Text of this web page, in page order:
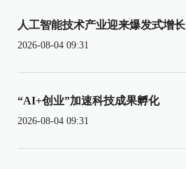
人工智能技术产业迎来爆发式增长
2026-08-04 09:31
“AI+创业”加速科技成果孵化
2026-08-04 09:31